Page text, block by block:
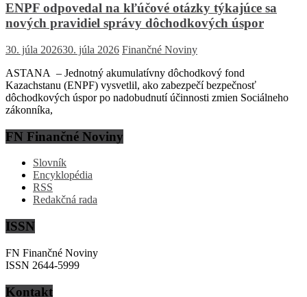
ENPF odpovedal na kľúčové otázky týkajúce sa
nových pravidiel správy dôchodkových úspor
30. júla 202630. júla 2026 Finančné Noviny
ASTANA – Jednotný akumulatívny dôchodkový fond
Kazachstanu (ENPF) vysvetlil, ako zabezpečí bezpečnosť
dôchodkových úspor po nadobudnutí účinnosti zmien Sociálneho
zákonníka,
FN Finančné Noviny
Slovník
Encyklopédia
RSS
Redakčná rada
ISSN
FN Finančné Noviny
ISSN 2644-5999
Kontakt